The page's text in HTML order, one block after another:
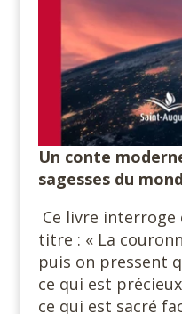
Un conte
sagesses du
Ce livre
titre : « La
puis on pressent
ce qui est
ce qui est sacré